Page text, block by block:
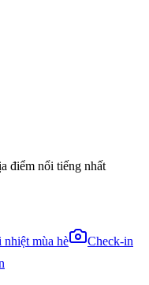
điểm nổi tiếng nhất
nhiệt mùa hè
Check-in